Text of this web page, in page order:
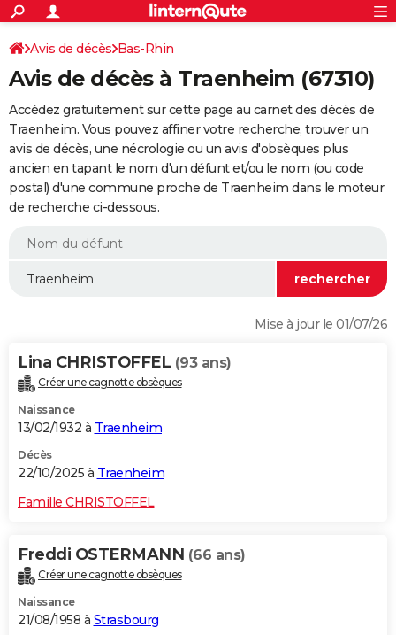
ACTUALITÉS
Politique
Société
Faits Divers
Education
Monde
Villes
+
SPORT
Coupe du monde 2026
Football
Tennis
Cyclisme
Rugby
Forum
Programme TV
TNT
Streaming
Cinéma
Sorties cinéma
Musique
+
FINANCE
Retraite
Impôts
Epargne
Immobilier
Risques naturels par ville
Banque
Assurance
Crédit
AUTO
Essais
Réserver un essai
Citadines
Berlines
SUV
Forum auto
+
HIGH-TECH
BRICOLAGE
WEEK-END
Alimentation
Guide de la santé
Maladies
Médicaments
Sommeil
VOYAGE
Destinations
City break
Voyage nature
Voyage de noces
Forum
Climat
+PHOTO
GUIDES D'ACHAT
Carte de Noël
Carte Bonne année
Carte Saint-Valentin
Carte Pâques
Carte d'anniversaire
DICTIONNAIRE
Dictionnaire
Biographies
Citations
Expressions
Proverbes
PROGRAMME TV
Connexion
Avis de décès Bas-Rhin
Avis de décès à Traenheim (67310)
Accédez gratuitement sur cette page au carnet des décès de
Traenheim. Vous pouvez affiner votre recherche, trouver un
avis de décès, une nécrologie ou un avis d'obsèques plus
ancien en tapant le nom d'un défunt et/ou le nom (ou code
postal) d'une commune proche de Traenheim dans le moteur
de recherche ci-dessous.
Mise à jour le 01/07/26
Lina CHRISTOFFEL (93 ans)
Créer une cagnotte obsèques
Naissance
13/02/1932 à Traenheim
Décès
22/10/2025 à Traenheim
Famille CHRISTOFFEL
Freddi OSTERMANN (66 ans)
Créer une cagnotte obsèques
Naissance
21/08/1958 à Strasbourg